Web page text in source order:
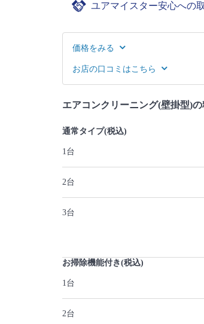
ユアマイスター安心への
価格をみる
お店の口コミはこちら
エアコンクリーニング(壁掛型)
通常タイプ(税込)
1台
2台
3台
お掃除機能付き(税込)
1台
2台